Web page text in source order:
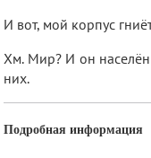
И вот, мой корпус
Хм. Мир? И он
них.
Подробная информация